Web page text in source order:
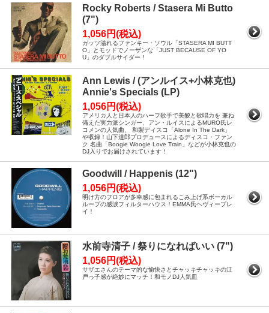
Rocky Roberts / Stasera Mi Butto
(7")
1,056円(税込)
ガッツ溢れるファンキー・ソウル「STASERA MI BUTT
O」とモッドでノーザンな「JUST BECAUSE OF YO
U」のダブルサイダー！
Ann Lewis / (アンルイス+小林克也)
Annie's Specials (LP)
1,056円(税込)
アメリカ人と日本人のハーフ歌手で美貌と歌唱力を 兼ね
備えた実力派シンガー、アン・ルイスによるMURO氏レ
コメンの人気曲、 和製ディスコ「Alone In The Dark」
や収録！山下達郎プロデュースによるディスコ・ファン
ク 名曲「Boogie Woogie Love Train」などが小林克也の
DJ入りでお届けされています！
Goodwill / Happenis (12")
1,056円(税込)
明け方のフロアが多幸感に包まれるこみ上げ系ボーカル
ループの感涙フィルターハウス！EMMA氏ヘヴィープレ
イ！
水前寺清子 / 祭りになればいい (7")
1,056円(税込)
サザエさんのテーマ的な愉快さとチャッキチャッキの江
戸っ子感が絶妙にマッチ！和モノDJ人気皿